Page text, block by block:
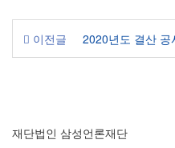
이전글 2020년도 결산 공
재단법인 삼성언론재단